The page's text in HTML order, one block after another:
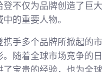
登不仅为品牌创造了巨
的重要人物。
携手多个品牌所掀起的
。随着全球市场竞争的